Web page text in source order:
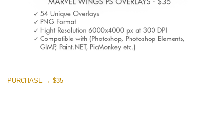
PURCHASE → $35